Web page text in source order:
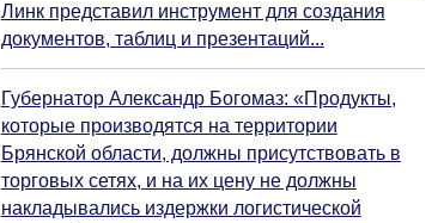
Линк представил инструмент для создания
документов, таблиц и презентаций...
Губернатор Александр Богомаз: «Продукты,
которые производятся на территории
Брянской области, должны присутствовать в
торговых сетях, и на их цену не должны
накладывались издержки логистической